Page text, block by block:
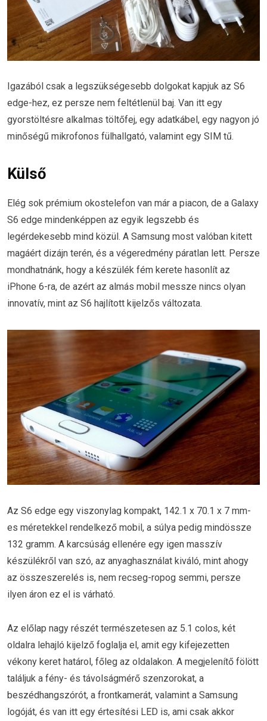
Igazából csak a legszükségesebb dolgokat kapjuk az S6
edge-hez, ez persze nem feltétlenül baj. Van itt egy
gyorstöltésre alkalmas töltőfej, egy adatkábel, egy nagyon jó
minőségű mikrofonos fülhallgató, valamint egy SIM tű.
Külső
Elég sok prémium okostelefon van már a piacon, de a Galaxy
S6 edge mindenképpen az egyik legszebb és
legérdekesebb mind közül. A Samsung most valóban kitett
magáért dizájn terén, és a végeredmény páratlan lett. Persze
mondhatnánk, hogy a készülék fém kerete hasonlít az
iPhone 6-ra, de azért az almás mobil messze nincs olyan
innovatív, mint az S6 hajlított kijelzős változata.
Az S6 edge egy viszonylag kompakt, 142.1 x 70.1 x 7 mm-
es méretekkel rendelkező mobil, a súlya pedig mindössze
132 gramm. A karcsúság ellenére egy igen masszív
készülékről van szó, az anyaghasználat kiváló, mint ahogy
az összeszerelés is, nem recseg-ropog semmi, persze
ilyen áron ez el is várható.
Az előlap nagy részét természetesen az 5.1 colos, két
oldalra lehajló kijelző foglalja el, amit egy kifejezetten
vékony keret határol, főleg az oldalakon. A megjelenítő fölött
találjuk a fény- és távolságmérő szenzorokat, a
beszédhangszórót, a frontkamerát, valamint a Samsung
logóját, és van itt egy értesítési LED is, ami csak akkor